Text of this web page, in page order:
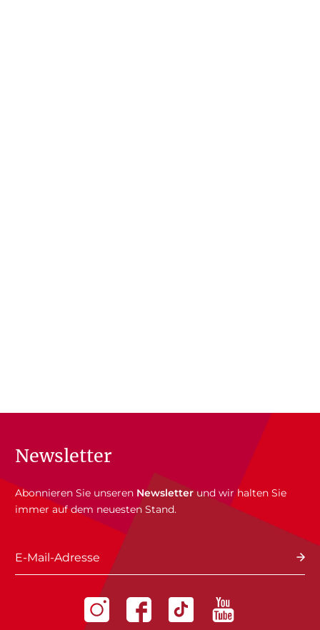
Newsletter
Abonnieren Sie unseren Newsletterund wir halten Sie
immer auf dem neuesten Stand.
E-Mail-Adresse